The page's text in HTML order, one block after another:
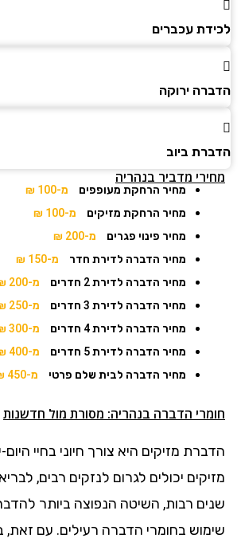
לכידת עכברים
הדברה ירוקה
הדברת ביוב
מחירי מדביר בנהריה
מחיר הרחקת מעופפים
מ-100 ₪
מחיר הרחקת מזיקים
מ-100 ₪
מחיר פינוי פגרים
מ-200 ₪
מחיר הדברה לדירת חדר
מ-150 ₪
מחיר הדברה לדירת 2 חדרים
מ-200 ₪
מחיר הדברה לדירת 3 חדרים
מ-250 ₪
מחיר הדברה לדירת 4 חדרים
מ-300 ₪
מחיר הדברה לדירת 5 חדרים
מ-400 ₪
מחיר הדברה לבית שלם פרטי
מ-450 ₪
חומרי הדברה בנהריה: מסורת מול חדשנות
הדברת מזיקים היא צורך חיוני בחיי
מזיקים יכולים לגרום לנזקים רבים,
שנים רבות, השיטה הנפוצה ביותר
שימוש בחומרי הדברה רעילים. עם זאת,